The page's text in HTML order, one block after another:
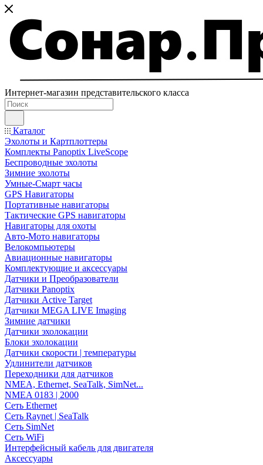
Интернет-магазин представительского класса
Каталог
Эхолоты и Картплоттеры
Комплекты Panoptix LiveScope
Беспроводные эхолоты
Зимние эхолоты
Умные-Смарт часы
GPS Навигаторы
Портативные навигаторы
Тактические GPS навигаторы
Навигаторы для охоты
Авто-Мото навигаторы
Велокомпьютеры
Авиационные навигаторы
Комплектующие и аксессуары
Датчики и Преобразователи
Датчики Panoptix
Датчики Active Target
Датчики MEGA LIVE Imaging
Зимние датчики
Датчики эхолокации
Блоки эхолокации
Датчики скорости | температуры
Удлинители датчиков
Переходники для датчиков
NMEA, Ethernet, SeaTalk, SimNet...
NMEA 0183 | 2000
Сеть Ethernet
Сеть Raynet | SeaTalk
Сеть SimNet
Сеть WiFi
Интерфейсный кабель для двигателя
Аксессуары